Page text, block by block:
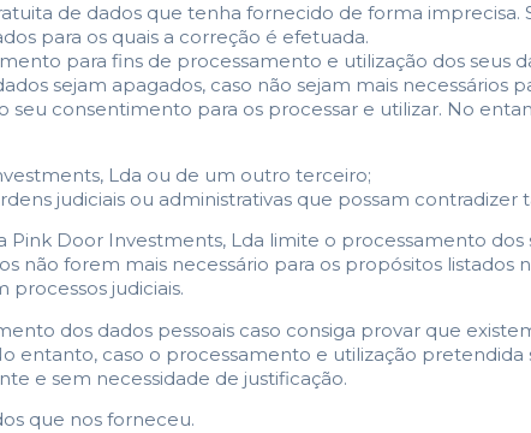
de dados que tenha fornecido de forma
para os quais a correção é efetuada.
para fins de processamento e utilização dos seus
sejam apagados, caso não sejam mais
seu consentimento para os processar e utilizar. No
Lda ou de um outro terceiro;
judiciais ou administrativas que possam contradizer
Pink Door Investments, Lda limite o processamento
não forem mais necessário para os propósitos listados
processos judiciais.
dos dados pessoais caso consiga provar que
entanto, caso o processamento e utilização
e sem necessidade de justificação.
que nos forneceu.